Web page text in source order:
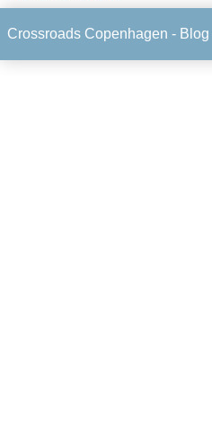
Crossroads Copenhagen - Blog